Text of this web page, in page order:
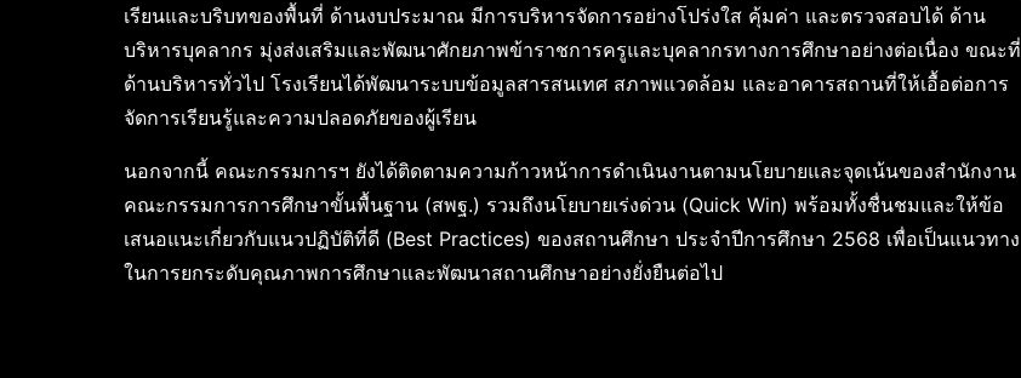
เรียนและบริบทของพื้นที่ ด้านงบประมาณ มีการบริหารจัดการอย่างโปร่งใส คุ้มค่า และตรวจสอบได้ ด้าน
บริหารบุคลากร มุ่งส่งเสริมและพัฒนาศักยภาพข้าราชการครูและบุคลากรทางการศึกษาอย่างต่อเนื่อง ขณะที่
ด้านบริหารทั่วไป โรงเรียนได้พัฒนาระบบข้อมูลสารสนเทศ สภาพแวดล้อม และอาคารสถานที่ให้เอื้อต่อการ
จัดการเรียนรู้และความปลอดภัยของผู้เรียน
นอกจากนี้ คณะกรรมการฯ ยังได้ติดตามความก้าวหน้าการดำเนินงานตามนโยบายและจุดเน้นของสำนักงาน
คณะกรรมการการศึกษาขั้นพื้นฐาน (สพฐ.) รวมถึงนโยบายเร่งด่วน (Quick Win) พร้อมทั้งชื่นชมและให้ข้อ
เสนอแนะเกี่ยวกับแนวปฏิบัติที่ดี (Best Practices) ของสถานศึกษา ประจำปีการศึกษา 2568 เพื่อเป็นแนวทาง
ในการยกระดับคุณภาพการศึกษาและพัฒนาสถานศึกษาอย่างยั่งยืนต่อไป